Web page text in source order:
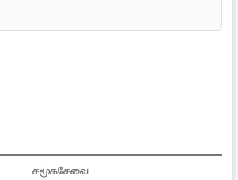
சமூகசேவை